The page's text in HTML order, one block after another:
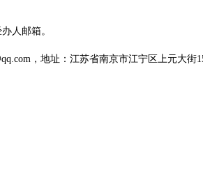
人邮箱。
，地址：江苏省南京市江宁区上元大街